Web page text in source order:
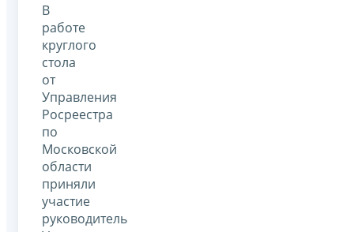
В
работе
круглого
стола
от
Управления
Росреестра
по
Московской
области
приняли
участие
руководитель